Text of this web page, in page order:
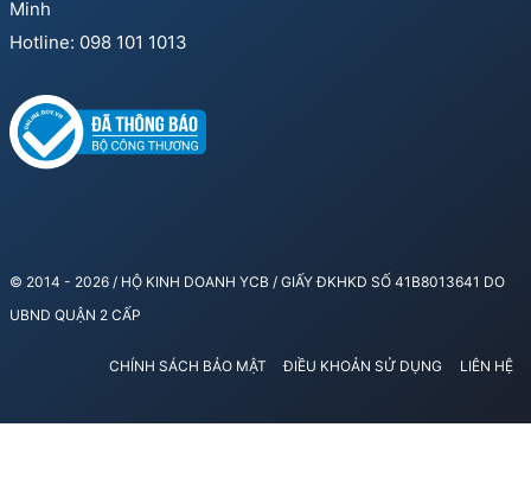
Minh
Hotline: 098 101 1013
© 2014 - 2026 / HỘ KINH DOANH YCB / GIẤY ĐKHKD SỐ 41B8013641 DO
UBND QUẬN 2 CẤP
CHÍNH SÁCH BẢO MẬT ĐIỀU KHOẢN SỬ DỤNG LIÊN HỆ